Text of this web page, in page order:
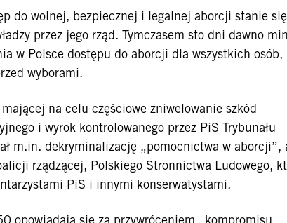
do wolnej, bezpiecznej i legalnej aborcji stanie się
przez jego rząd. Tymczasem sto dni dawno
w Polsce dostępu do aborcji dla wszystkich osób,
wyborami.
na celu częściowe zniwelowanie szkód
i wyrok kontrolowanego przez PiS Trybunału
m.in. dekryminalizację „pomocnictwa w aborcji”,
rządzącej, Polskiego Stronnictwa Ludowego,
PiS i innymi konserwatystami.
opowiadają się za przywróceniem „kompromisu